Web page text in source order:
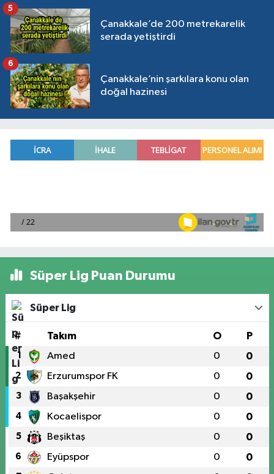
Çanakkale’de 200 metrekarelik
serada yetiştirdi
5
Çanakkale’nin şarkılara konu olan
doğal hazinesi
6
Süper Lig Puan Durumu
Süper Lig
# Takım O P
1 Amed 0 0
2 Erzurumspor FK 0 0
3 Başakşehir 0 0
4 Kocaelispor 0 0
5 Beşiktaş 0 0
6 Eyüpspor 0 0